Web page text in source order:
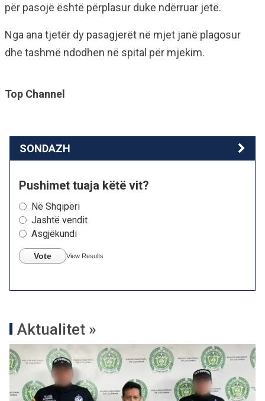
për pasojë është përplasur duke ndërruar jetë.
Nga ana tjetër dy pasagjerët në mjet janë plagosur
dhe tashmë ndodhen në spital për mjekim.
Top Channel
SONDAZH
Pushimet tuaja këtë vit?
Në Shqipëri
Jashtë vendit
Asgjëkundi
Vote View Results
Aktualitet »